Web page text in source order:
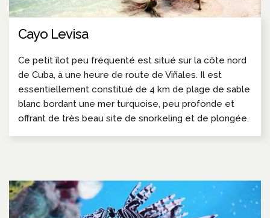
Cayo Levisa
Ce petit îlot peu fréquenté est situé sur la côte nord
de Cuba, à une heure de route de Viñales. Il est
essentiellement constitué de 4 km de plage de sable
blanc bordant une mer turquoise, peu profonde et
offrant de très beau site de snorkeling et de plongée.